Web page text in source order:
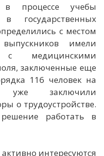
процессе учебы
государственных
с местом
имели
медицинскими
заключенные еще
116 человек на
уже заключили
о трудоустройстве.
работать в
интересуются